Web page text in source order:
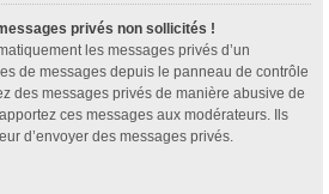
privés non sollicités !
les messages privés d’un
de messages depuis le panneau de contrôle
des messages privés de manière abusive de
ces messages aux modérateurs. Ils
d’envoyer des messages privés.